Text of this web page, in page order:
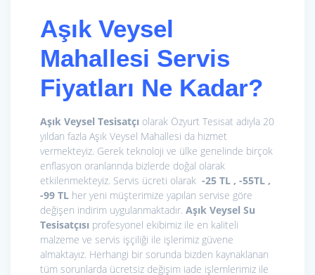
Aşık Veysel
Mahallesi Servis
Fiyatları Ne Kadar?
Aşık Veysel Tesisatçı olarak Özyurt Tesisat adıyla 20
yıldan fazla Aşık Veysel Mahallesi da hizmet
vermekteyiz. Gerek teknoloji ve ülke genelinde birçok
enflasyon oranlarında bizlerde doğal olarak
etkilenmekteyiz. Servis ücreti olarak -25 TL , -55TL ,
-99 TL her yeni müşterimize yapılan servise göre
değişen indirim uygulanmaktadır. Aşık Veysel Su
Tesisatçısı profesyonel ekibimiz ile en kaliteli
malzeme ve servis işçiliği ile işlerimiz güvene
almaktayız. Herhangi bir sorunda bizden kaynaklanan
tüm sorunlarda ücretsiz değişim iade işlemlerimiz ile